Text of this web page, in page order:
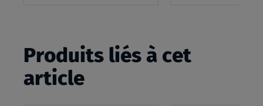
Produits liés à cet
article